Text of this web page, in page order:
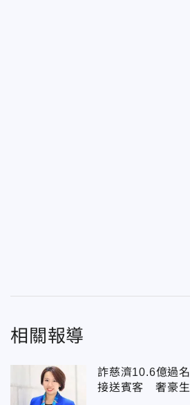
相關報導
詐慈濟10.6億過
接送賓客 奢豪